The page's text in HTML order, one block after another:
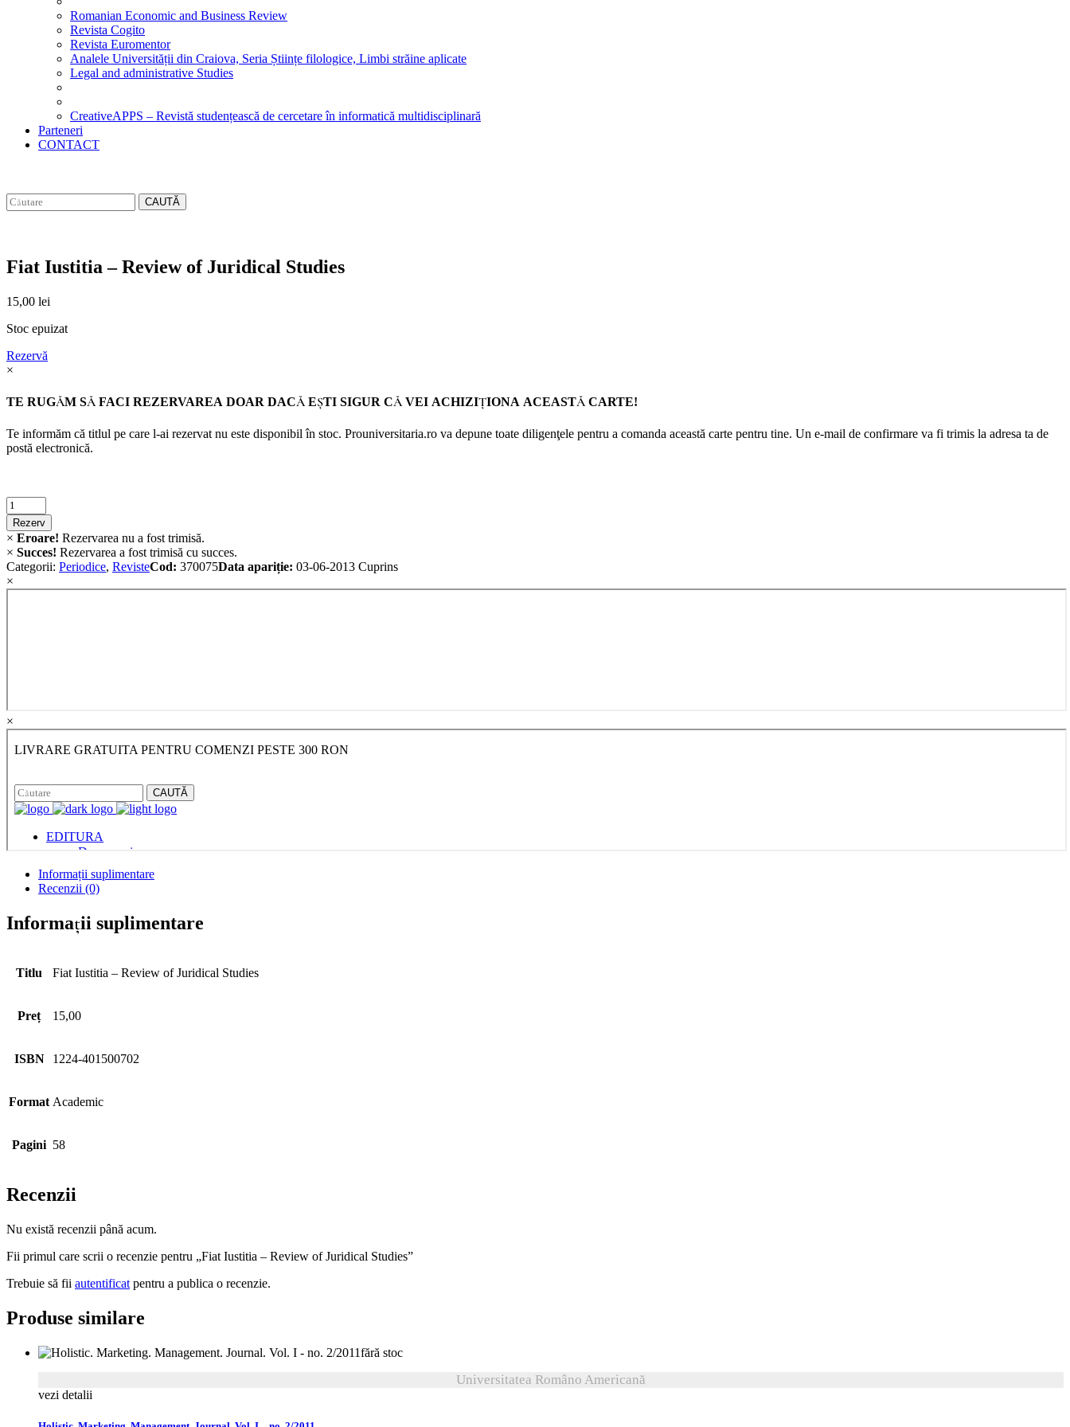
Romanian Economic and Business Review
Revista Cogito
Revista Euromentor
Analele Universității din Craiova, Seria Științe filologice, Limbi străine aplicate
Legal and administrative Studies
CreativeAPPS – Revistă studențească de cercetare în informatică multidisciplinară
Parteneri
CONTACT
CAUTĂ
Fiat Iustitia – Review of Juridical Studies
15,00 lei
Stoc epuizat
Rezervă
×
TE RUGĂM SĂ FACI REZERVAREA DOAR DACĂ EŞTI SIGUR CĂ VEI ACHIZIŢIONA ACEASTĂ CARTE!
Te informăm că titlul pe care l-ai rezervat nu este disponibil în stoc. Prouniversitaria.ro va depune toate diligenţele pentru a comanda această carte pentru tine. Un e-mail de confirmare va fi trimis la adresa ta de
postă electronică.
Criminalistica
quantity
Rezerv
× Eroare! Rezervarea nu a fost trimisă.
× Succes! Rezervarea a fost trimisă cu succes.
Categorii: Periodice, RevisteCod: 370075Data apariție: 03-06-2013 Cuprins
×
×
Informații suplimentare
Recenzii (0)
Informații suplimentare
Titlu Fiat Iustitia – Review of Juridical Studies
Preț 15,00
ISBN 1224‐401500702
Format Academic
Pagini 58
Recenzii
Nu există recenzii până acum.
Fii primul care scrii o recenzie pentru „Fiat Iustitia – Review of Juridical Studies”
Trebuie să fii autentificat pentru a publica o recenzie.
Produse similare
fără stoc
Universitatea Româno Americană
vezi detalii